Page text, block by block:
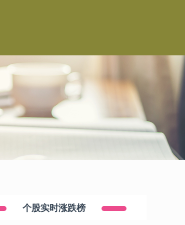
个股实时涨跌榜